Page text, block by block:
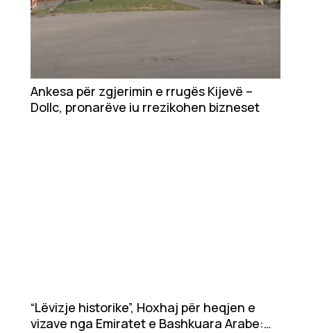
Ankesa për zgjerimin e rrugës Kijevë –
Dollc, pronarëve iu rrezikohen bizneset
“Lëvizje historike”, Hoxhaj për heqjen e
vizave nga Emiratet e Bashkuara Arabe: